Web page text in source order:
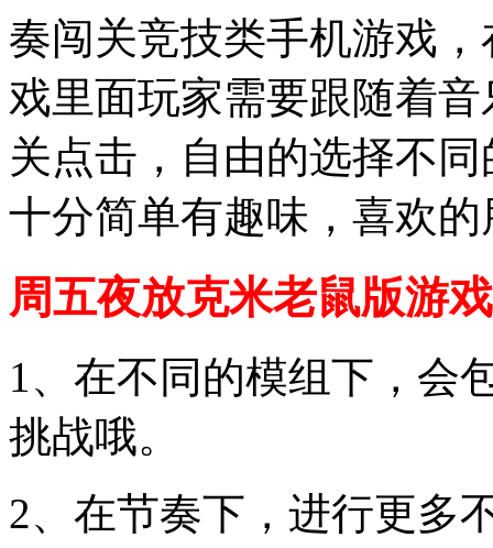
奏闯关竞技类手机游戏
戏里面玩家需要跟随着
关点击，自由的选择不
十分简单有趣味，喜欢
周五夜放克米老鼠版游
1、在不同的模组下，会
挑战哦。
2、在节奏下，进行更多